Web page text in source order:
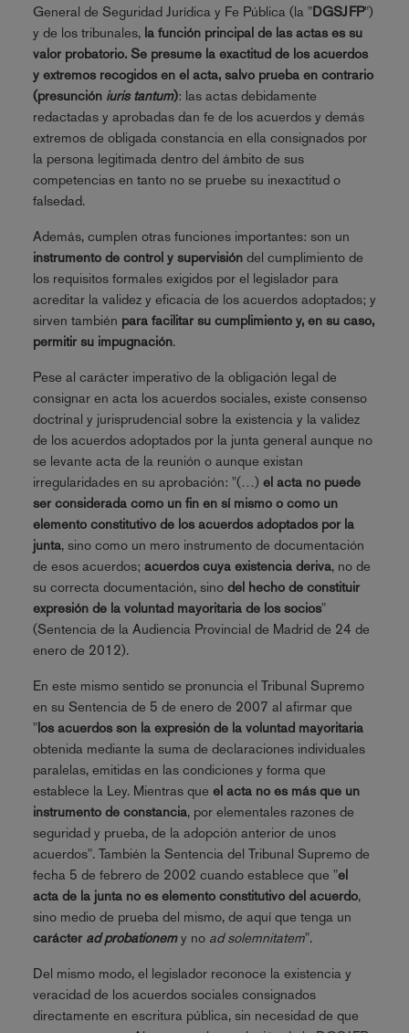
General de Seguridad Jurídica y Fe Pública (la "DGSJFP")
y de los tribunales, la función principal de las actas es su
valor probatorio. Se presume la exactitud de los acuerdos
y extremos recogidos en el acta, salvo prueba en contrario
(presuncióniuris tantum): las actas debidamente
redactadas y aprobadas dan fe de los acuerdos y demás
extremos de obligada constancia en ella consignados por
la persona legitimada dentro del ámbito de sus
competencias en tanto no se pruebe su inexactitud o
falsedad.
Además, cumplen otras funciones importantes: son un
instrumento de control y supervisióndel cumplimiento de
los requisitos formales exigidos por el legislador para
acreditar la validez y eficacia de los acuerdos adoptados; y
sirven también para facilitar su cumplimiento y, en su caso,
permitir su impugnación.
Pese al carácter imperativo de la obligación legal de
consignar en acta los acuerdos sociales, existe consenso
doctrinal y jurisprudencial sobre la existencia y la validez
de los acuerdos adoptados por la junta general aunque no
se levante acta de la reunión o aunque existan
irregularidades en su aprobación: "(…) el acta no puede
ser considerada como un fin en sí mismo o como un
elemento constitutivo de los acuerdos adoptados por la
junta, sino como un mero instrumento de documentación
de esos acuerdos; acuerdos cuya existencia deriva, no de
su correcta documentación, sino del hecho de constituir
expresión de la voluntad mayoritaria de los socios"
(Sentencia de la Audiencia Provincial de Madrid de 24 de
enero de 2012).
En este mismo sentido se pronuncia el Tribunal Supremo
en su Sentencia de 5 de enero de 2007 al afirmar que
"los acuerdos son la expresión de la voluntad mayoritaria
obtenida mediante la suma de declaraciones individuales
paralelas, emitidas en las condiciones y forma que
establece la Ley. Mientras que el acta no es más que un
instrumento de constancia, por elementales razones de
seguridad y prueba, de la adopción anterior de unos
acuerdos". También la Sentencia del Tribunal Supremo de
fecha 5 de febrero de 2002 cuando establece que "el
acta de la junta no es elemento constitutivo del acuerdo,
sino medio de prueba del mismo, de aquí que tenga un
carácter ad probationemy no ad solemnitatem".
Del mismo modo, el legislador reconoce la existencia y
veracidad de los acuerdos sociales consignados
directamente en escritura pública, sin necesidad de que